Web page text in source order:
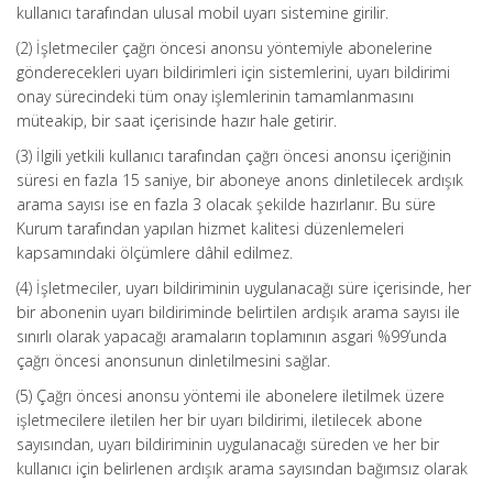
kullanıcı tarafından ulusal mobil uyarı sistemine girilir.
(2) İşletmeciler çağrı öncesi anonsu yöntemiyle abonelerine
gönderecekleri uyarı bildirimleri için sistemlerini, uyarı bildirimi
onay sürecindeki tüm onay işlemlerinin tamamlanmasını
müteakip, bir saat içerisinde hazır hale getirir.
(3) İlgili yetkili kullanıcı tarafından çağrı öncesi anonsu içeriğinin
süresi en fazla 15 saniye, bir aboneye anons dinletilecek ardışık
arama sayısı ise en fazla 3 olacak şekilde hazırlanır. Bu süre
Kurum tarafından yapılan hizmet kalitesi düzenlemeleri
kapsamındaki ölçümlere dâhil edilmez.
(4) İşletmeciler, uyarı bildiriminin uygulanacağı süre içerisinde, her
bir abonenin uyarı bildiriminde belirtilen ardışık arama sayısı ile
sınırlı olarak yapacağı aramaların toplamının asgari %99’unda
çağrı öncesi anonsunun dinletilmesini sağlar.
(5) Çağrı öncesi anonsu yöntemi ile abonelere iletilmek üzere
işletmecilere iletilen her bir uyarı bildirimi, iletilecek abone
sayısından, uyarı bildiriminin uygulanacağı süreden ve her bir
kullanıcı için belirlenen ardışık arama sayısından bağımsız olarak